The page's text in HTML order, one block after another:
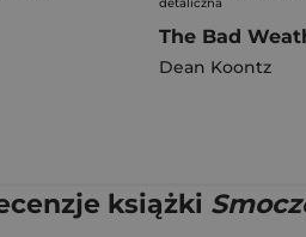
Dean Koontz
książki